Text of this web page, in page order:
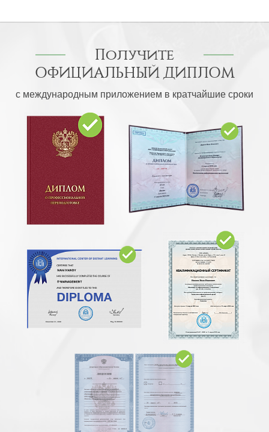
Получите
ОФИЦИАЛЬНЫЙ ДИПЛОМ
с международным приложением в кратчайшие сроки